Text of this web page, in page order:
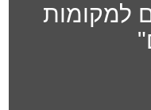
למקומות